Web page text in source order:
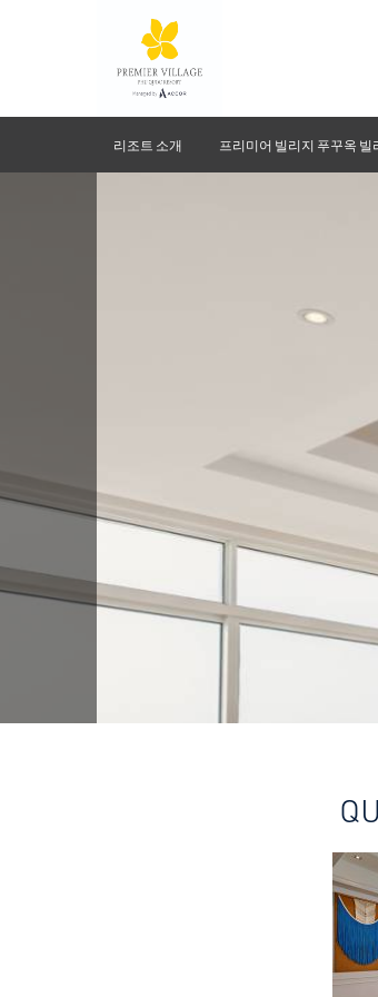
리조트 소개 프리미어 빌리지 푸꾸옥 빌